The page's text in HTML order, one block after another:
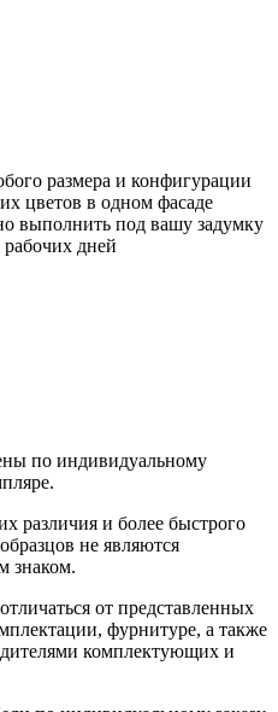
размера и конфигурации
цветов в одном фасаде
выполнить под вашу задумку
рабочих дней
по индивидуальному
различия и более быстрого
не являются
знаком.
от представленных
фурнитуре, а также
комплектующих и